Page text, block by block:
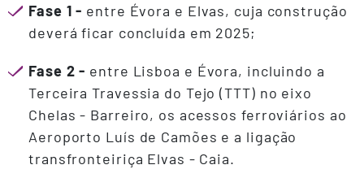
Fase 1 - entre Évora e Elvas, cuja construção
deverá ficar concluída em 2025;
Fase 2 - entre Lisboa e Évora, incluindo a
Terceira Travessia do Tejo (TTT) no eixo
Chelas - Barreiro, os acessos ferroviários ao
Aeroporto Luís de Camões e a ligação
transfronteiriça Elvas - Caia.